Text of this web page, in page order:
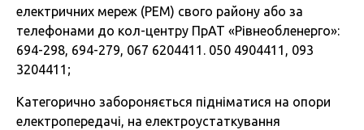
електричних мереж (РЕМ) свого району або за
телефонами до кол-центру ПрАТ «Рівнеобленерго»:
694-298, 694-279, 067 6204411. 050 4904411, 093
3204411;
Категорично забороняється підніматися на опори
електропередачі, на електроустаткування